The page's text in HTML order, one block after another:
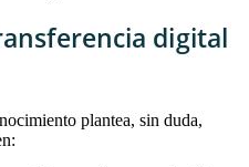
digital
plantea, sin duda,